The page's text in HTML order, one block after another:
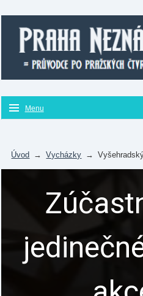
Menu
Úvod → Vycházky →